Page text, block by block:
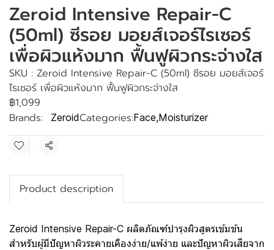
Zeroid Intensive Repair-C
(50ml) ซีรอย มอยส์เจอร์ไรเซอร์
เพื่อผิวแห้งมาก ฟื้นฟูผิวกระจ่างใส
SKU : Zeroid Intensive Repair-C (50ml) ซีรอย มอยส์เจอร์
ไรเซอร์ เพื่อผิวแห้งมาก ฟื้นฟูผิวกระจ่างใส
฿1,099
Brands:
ZeroidCategories:Face,Moisturizer
Share
Product description
Zeroid Intensive Repair-C ผลิตภัณฑ์บำรุงผิวสูตรเข้มข้น
สำหรับผู้มีปัญหาผิวระคายเคืองง่าย/แพ้ง่าย และปัญหาผิวเสียจาก